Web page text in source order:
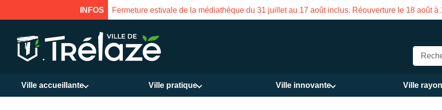
INFOS Fermeture estivale de la médiathèque du 31 juillet au 17 août inclus. Réouverture le 18 août à
Ville accueillante Ville pratique Ville innovante Ville